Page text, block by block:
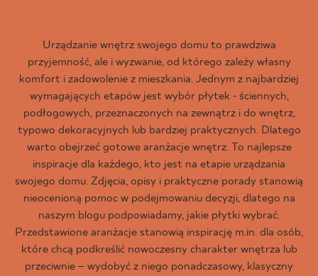
Urządzanie wnętrz swojego domu to prawdziwa
przyjemność, ale i wyzwanie, od którego zależy własny
komfort i zadowolenie z mieszkania. Jednym z najbardziej
wymagających etapów jest wybór płytek - ściennych,
podłogowych, przeznaczonych na zewnątrz i do wnętrz,
typowo dekoracyjnych lub bardziej praktycznych. Dlatego
warto obejrzeć gotowe aranżacje wnętrz. To najlepsze
inspiracje dla każdego, kto jest na etapie urządzania
swojego domu. Zdjęcia, opisy i praktyczne porady stanowią
nieocenioną pomoc w podejmowaniu decyzji, dlatego na
naszym blogu podpowiadamy, jakie płytki wybrać.
Przedstawione aranżacje stanowią inspirację m.in. dla osób,
które chcą podkreślić nowoczesny charakter wnętrza lub
przeciwnie – wydobyć z niego ponadczasowy, klasyczny